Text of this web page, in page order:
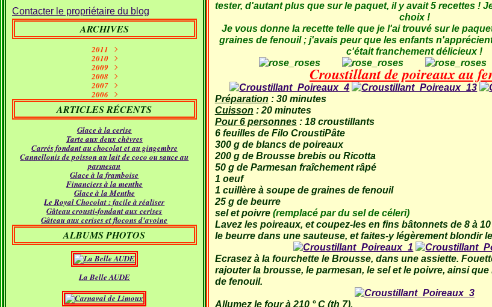
Contacter le propriétaire du blog
ARCHIVES
2011
Septembre
Juin (10)
Mai
(7)
Avril (7)
Mars (5)
Février(11)
Janvier(5)
2010
Janvier
2009
Décembre
Novembre
Octobre
Septembre(9)
Août(5)
Juillet(9)
Juin (12)
Mai(17)
Avril(14)
Mars(21)
Février(12)
Janvier(16)
2008
Décembre
Novembre
Octobre(16)
Septembre(18)
Août(4)
Juillet(11)
Juin(12)
Mai(16)
Avril(14)
Mars(15)
Février(11)
Janvier(21)
2007
Décembre
Novembre(26)
Octobre(24)
Septembre(31)
Août (21)
Juillet(18)
Juin(22)
Mai(24)
Avril(24)
Mars(30)
Février(23)
Janvier(18)
2006
Décembre(21)
Novembre(23)
Octobre(19)
ARTICLES RÉCENTS
Glace à la cerise
Tarte aux deux chèvres
Carrés fondant au chocolat et au gingembre
Cannellonis de poisson au lait de coco ou sauce au
parmesan
Glace à la framboise
Financiers à la menthe
Glace à la Menthe
Le Royal Chocolat : facile à réaliser
Gâteau crousti-fondant aux cerises
Gâteau aux cerises et flocons d'avoine
ALBUMS PHOTOS
La Belle AUDE
tester, d'autant plus que sur le paquet, il y avait 5 recettes !
choix !
Je vous donne la recette telle que je l'ai trouvé sur le
graines de fenouil ; j'avais peur que les enfants
c'était franchement délicieux !
Croustillant de poireaux au
Préparation : 30 minutes
Cuisson : 20 minutes
Pour 6 personnes: 18 croustillants
6 feuilles de Filo CroustiPâte
300 g de blancs de poireaux
200 g de Brousse brebis ou Ricotta
50 g de Parmesan fraîchement râpé
1 oeuf
1 cuillère à soupe de graines de fenouil
25 g de beurre
sel et poivre (remplacé par du sel de céleri)
Lavez les poireaux, et coupez-les en fins bâtonnets de 8 à
le beurre dans une sauteuse, et faites-y légèrement blondir
Ecrasez à la fourchette le Brousse, dans une assiette.
rajouter la brousse, le parmesan, le sel et le poivre, ainsi
de fenouil.
Allumez le four à 210 ° C (th 7).